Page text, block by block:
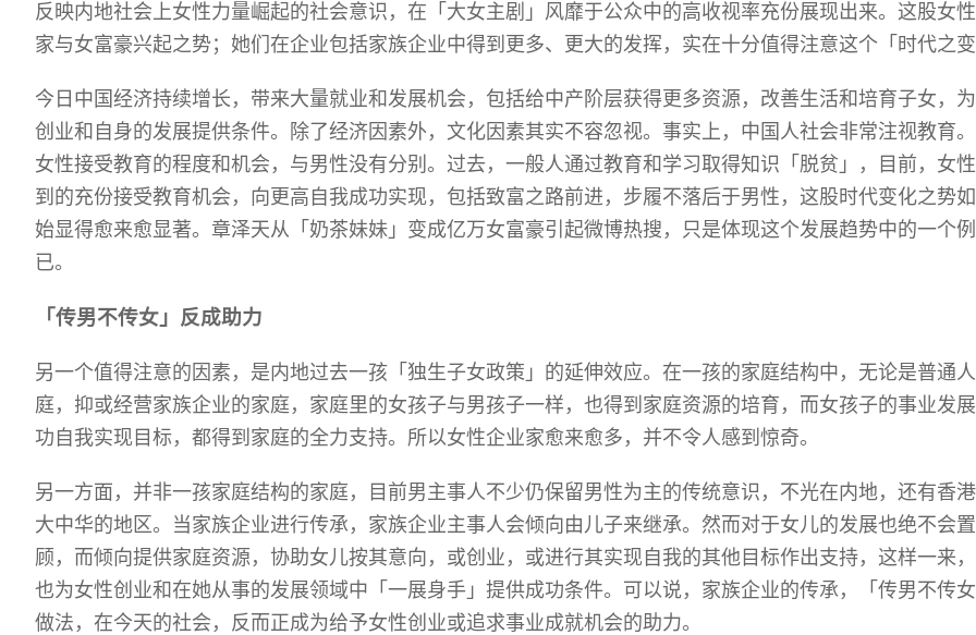
反映内地社会上女性力量崛起的社会意识，在「大女主剧」风靡于公众中的高收视率充份展现出来。这股女
家与女富豪兴起之势；她们在企业包括家族企业中得到更多、更大的发挥，实在十分值得注意这个「时代之变
今日中国经济持续增长，带来大量就业和发展机会，包括给中产阶层获得更多资源，改善生活和培育子女，
创业和自身的发展提供条件。除了经济因素外，文化因素其实不容忽视。事实上，中国人社会非常注视教育
女性接受教育的程度和机会，与男性没有分别。过去，一般人通过教育和学习取得知识「脱贫」，目前，女
到的充份接受教育机会，向更高自我成功实现，包括致富之路前进，步履不落后于男性，这股时代变化之势
始显得愈来愈显著。章泽天从「奶茶妹妹」变成亿万女富豪引起微博热搜，只是体现这个发展趋势中的一个
已。
「传男不传女」反成助力
另一个值得注意的因素，是内地过去一孩「独生子女政策」的延伸效应。在一孩的家庭结构中，无论是普通
庭，抑或经营家族企业的家庭，家庭里的女孩子与男孩子一样，也得到家庭资源的培育，而女孩子的事业发
功自我实现目标，都得到家庭的全力支持。所以女性企业家愈来愈多，并不令人感到惊奇。
另一方面，并非一孩家庭结构的家庭，目前男主事人不少仍保留男性为主的传统意识，不光在内地，还有香
大中华的地区。当家族企业进行传承，家族企业主事人会倾向由儿子来继承。然而对于女儿的发展也绝不会
顾，而倾向提供家庭资源，协助女儿按其意向，或创业，或进行其实现自我的其他目标作出支持，这样一来
也为女性创业和在她从事的发展领域中「一展身手」提供成功条件。可以说，家族企业的传承，「传男不传
做法，在今天的社会，反而正成为给予女性创业或追求事业成就机会的助力。